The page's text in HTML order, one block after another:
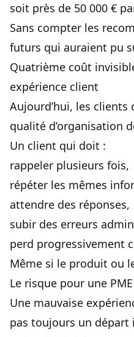
soit près de 50 000 €
Sans compter les
futurs qui auraient pu
Quatrième coût
expérience client
Aujourd’hui, les clients
qualité d’organisation
Un client qui doit :
rappeler plusieurs fois,
répéter les mêmes
attendre des réponses,
subir des erreurs
perd progressivement
Même si le produit ou
Le risque pour une PME
Une mauvaise
pas toujours un départ